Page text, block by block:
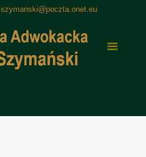
szymanski@poczta.onet.eu